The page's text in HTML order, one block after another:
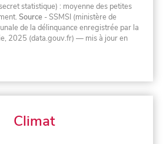
statistique) : moyenne des petites
Source - SSMSI (ministère de
de la délinquance enregistrée par la
2025 (data.gouv.fr) — mis à jour en
Climat